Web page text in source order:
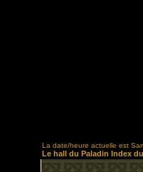
La date/heure actuelle est
Le hall du Paladin Index